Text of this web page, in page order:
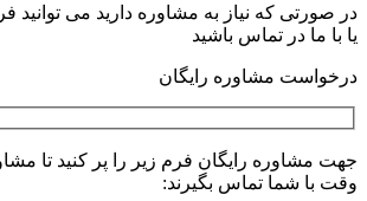
در صورتی که نیاز به مشاوره دارید می توانید
یا با ما در تماس باشید
درخواست مشاوره رایگان
جهت مشاوره رایگان فرم زیر را پر کنید تا
وقت با شما تماس بگیرند: